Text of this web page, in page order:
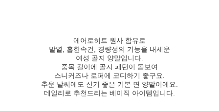
에어로히트 원사 함유로
발열, 흡한속건, 경량성의 기능을 내세운
여성 골지 양말입니다.
중목 길이에 골지 패턴이 돋보여
스니커즈나 로퍼에 코디하기 좋구요.
추운 날씨에도 신기 좋은 기본 면 양말이에요.
데일리로 추천드리는 베이직 아이템입니다.